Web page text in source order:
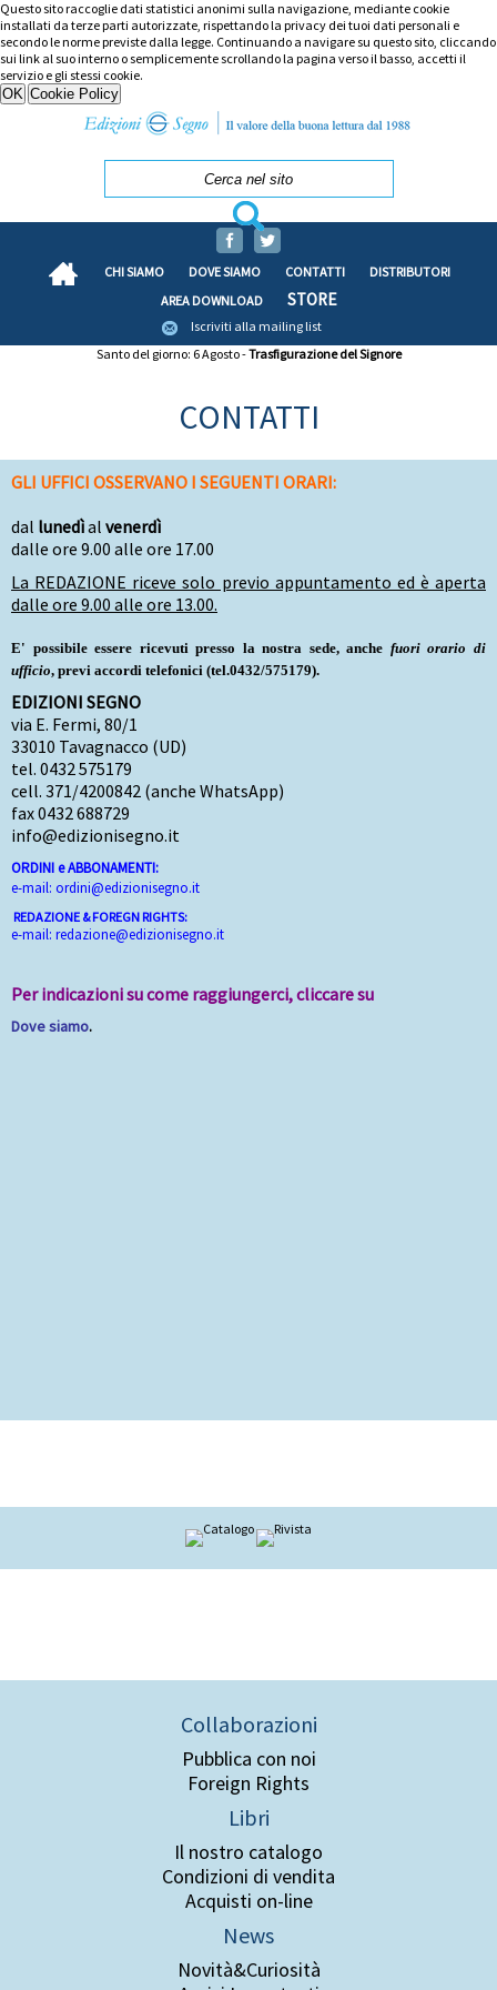
Questo sito raccoglie dati statistici anonimi sulla navigazione, mediante cookie
installati da terze parti autorizzate, rispettando la privacy dei tuoi dati personali e
secondo le norme previste dalla legge. Continuando a navigare su questo sito, cliccando
sui link al suo interno o semplicemente scrollando la pagina verso il basso, accetti il
servizio e gli stessi cookie.
CHI SIAMO DOVE SIAMO CONTATTI
DISTRIBUTORI
AREA DOWNLOAD
STORE
Iscriviti alla mailing list
Santo del giorno: 6 Agosto -Trasfigurazione del Signore
CONTATTI
GLI UFFICI OSSERVANO I SEGUENTI ORARI:
dal lunedìal venerdì
dalle ore 9.00 alle ore 17.00
La REDAZIONE riceve solo previo appuntamento ed è aperta
dalle ore 9.00 alle ore 13.00.
E' possibile essere ricevuti presso la nostra sede, anche fuori orario di
ufficio, previ accordi telefonici (tel.0432/575179).
EDIZIONI SEGNO
via E. Fermi, 80/1
33010 Tavagnacco (UD)
tel. 0432 575179
cell. 371/4200842 (anche WhatsApp)
fax 0432 688729
info@edizionisegno.it
ORDINI e ABBONAMENTI:
e-mail: ordini@edizionisegno.it
REDAZIONE & FOREGN RIGHTS:
e-mail: redazione@edizionisegno.it
Per indicazioni su come raggiungerci, cliccare su
Dove siamo.
Collaborazioni
Pubblica con noi
Foreign Rights
Libri
Il nostro catalogo
Condizioni di vendita
Acquisti on-line
News
Novità&Curiosità